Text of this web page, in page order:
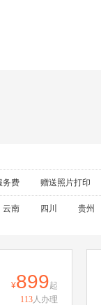
务费 赠送照片打印
云南 四川 贵州
899起
113人办理